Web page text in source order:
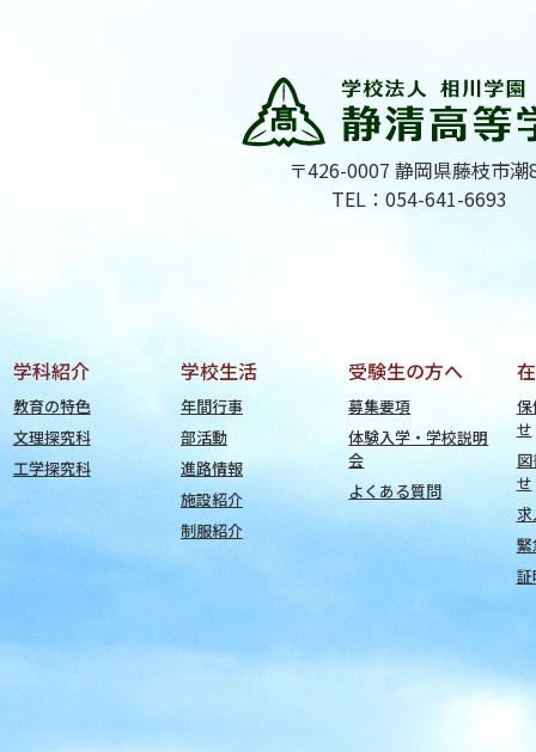
〒426-0007 静岡県藤枝市潮
TEL：054-641-6693
学科紹介
教育の特色
文理探究科
工学探究科
学校生活
年間行事
部活動
進路情報
施設紹介
制服紹介
受験生の方へ
募集要項
体験入学・学校説明
会
よくある質問
せ
せ